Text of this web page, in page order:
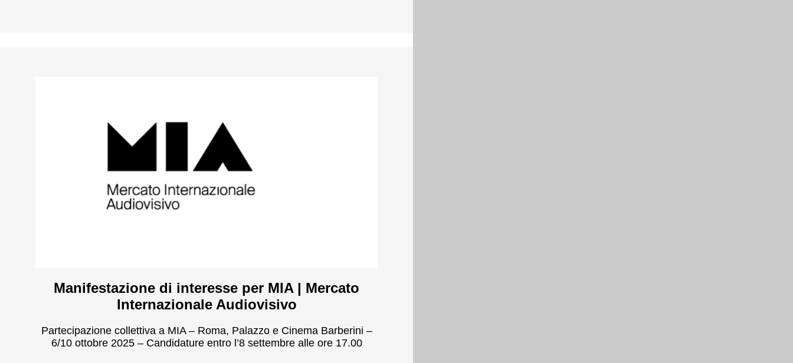
Manifestazione di interesse per MIA | Mercato
Internazionale Audiovisivo
Partecipazione collettiva a MIA – Roma, Palazzo e Cinema Barberini –
6/10 ottobre 2025 – Candidature entro l’8 settembre alle ore 17.00